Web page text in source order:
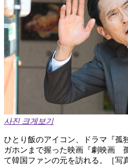
사진 크게보기
ひとり飯のアイコン、ドラマ『孤
ガホンまで握った映画『劇映画
て韓国ファンの元を訪れる。［写